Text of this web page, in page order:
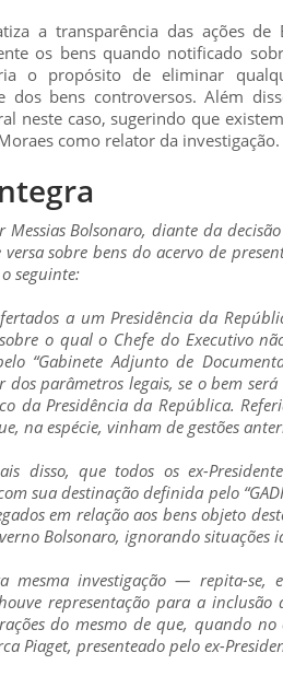
a transparência das ações
os bens quando notificado
o propósito de eliminar
dos bens controversos. Além
neste caso, sugerindo que
como relator da investigação.
Messias Bolsonaro, diante da
versa sobre bens do acervo de
seguinte:
a um Presidência da
o qual o Chefe do Executivo
“Gabinete Adjunto de
parâmetros legais, se o bem
da Presidência da República.
na espécie, vinham de gestões
disso, que todos os ex-
sua destinação definida pelo
em relação aos bens objeto
Bolsonaro, ignorando situações
mesma investigação — repita-se,
representação para a
do mesmo de que, quando
Piaget, presenteado pelo ex-